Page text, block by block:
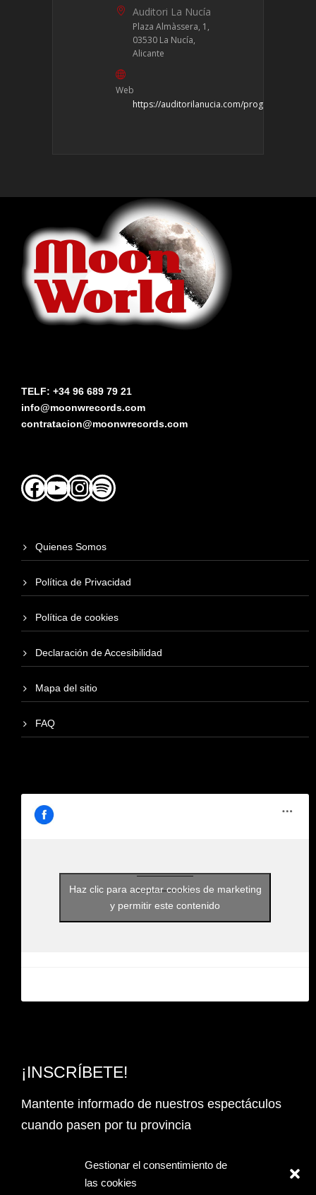
Gestionar el consentimiento de
las cookies
Auditori La Nucía
Plaza Almàssera, 1,
03530 La Nucía,
Alicante
Web
https://auditorilanucia.com/programacion
TELF: +34 96 689 79 21
info@moonwrecords.com
contratacion@moonwrecords.com
Facebook
YouTubeInstagram
Spotify
Quienes Somos
Política de Privacidad
Política de cookies
Declaración de Accesibilidad
Mapa del sitio
FAQ
Haz clic para aceptar cookies de marketing
y permitir este contenido
¡INSCRÍBETE!
Mantente informado de nuestros espectáculos
cuando pasen por tu provincia
Email Address*